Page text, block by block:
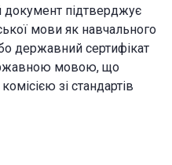
документ підтверджує
мови як навчального
державний сертифікат
мовою, що
зі стандартів